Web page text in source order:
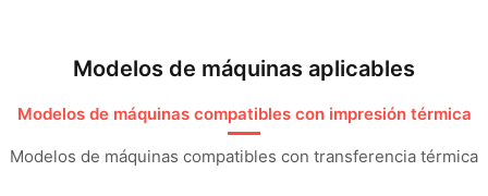
Modelos de máquinas aplicables​
Modelos de máquinas compatibles con impresión térmica​
Modelos de máquinas compatibles con transferencia térmica​